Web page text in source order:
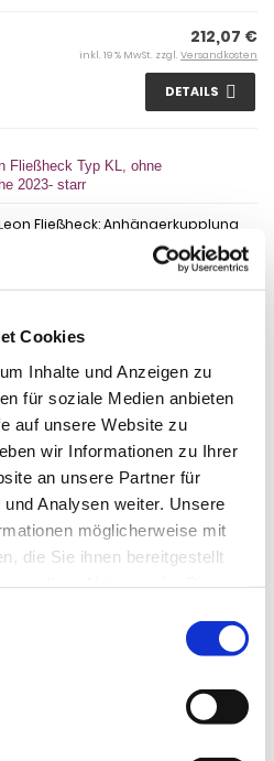
Cookies
Inhalte und Anzeigen zu
für soziale Medien anbieten
auf unsere Website zu
wir Informationen zu Ihrer
an unsere Partner für
Analysen weiter. Unsere
möglicherweise mit
die Sie ihnen bereitgestellt
212,07 €
inkl. 19 % MwSt. zzgl. Versandkosten
DETAILS
Fließheck Typ KL, ohne
2023- starr
Fließheck: Anhängerkupplung
für die Montage: Komplette AHK
Kupplungskugel,
238,58 €
inkl. 19 % MwSt. zzgl.Versandkosten
Fließheck Typ KL, ohne
2023- V-abnehmbar
Lieferumfang für die Montage:
ausgewählten Anhängerkupplung
Sie uns gern an.